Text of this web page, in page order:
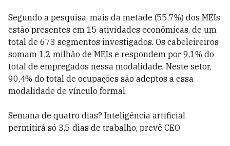
Segundo a pesquisa, mais da metade (55,7%) dos MEIs
estão presentes em 15 atividades econômicas, de um
total de 673 segmentos investigados. Os cabeleireiros
somam 1,2 milhão de MEIs e respondem por 9,1% do
total de empregados nessa modalidade. Neste setor,
90,4% do total de ocupações são adeptos a essa
modalidade de vínculo formal.
Semana de quatro dias? Inteligência artificial
permitirá só 3,5 dias de trabalho, prevê CEO